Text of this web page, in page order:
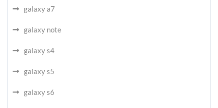
galaxy a7
galaxy note
galaxy s4
galaxy s5
galaxy s6